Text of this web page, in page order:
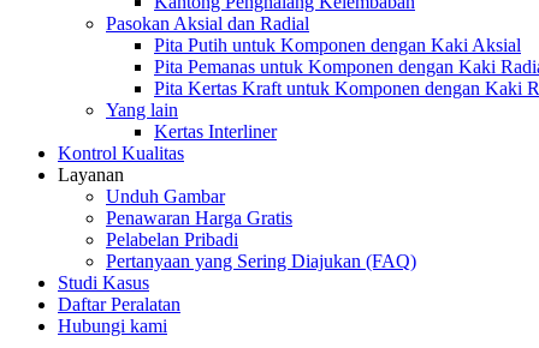
Pasokan Aksial dan Radial
Pita Putih untuk Komponen dengan Kaki Aksial
Pita Pemanas untuk Komponen dengan Kaki
Pita Kertas Kraft untuk Komponen dengan Kaki
Yang lain
Kertas Interliner
Kontrol Kualitas
Layanan
Unduh Gambar
Penawaran Harga Gratis
Pelabelan Pribadi
Pertanyaan yang Sering Diajukan (FAQ)
Studi Kasus
Daftar Peralatan
Hubungi kami